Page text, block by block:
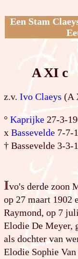
Een Stam
A XI c
z.v. Ivo Claeys (A
° Kaprijke 27-3-
x Bassevelde 7-7-
† Bassevelde 3-3-
Ivo's derde zoon
op 27 maart 1902
Raymond, op 7
Elodie De Meyer,
als dochter van
Elodie Sophie